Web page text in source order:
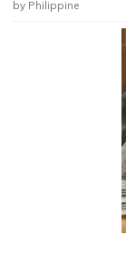
by Philippine